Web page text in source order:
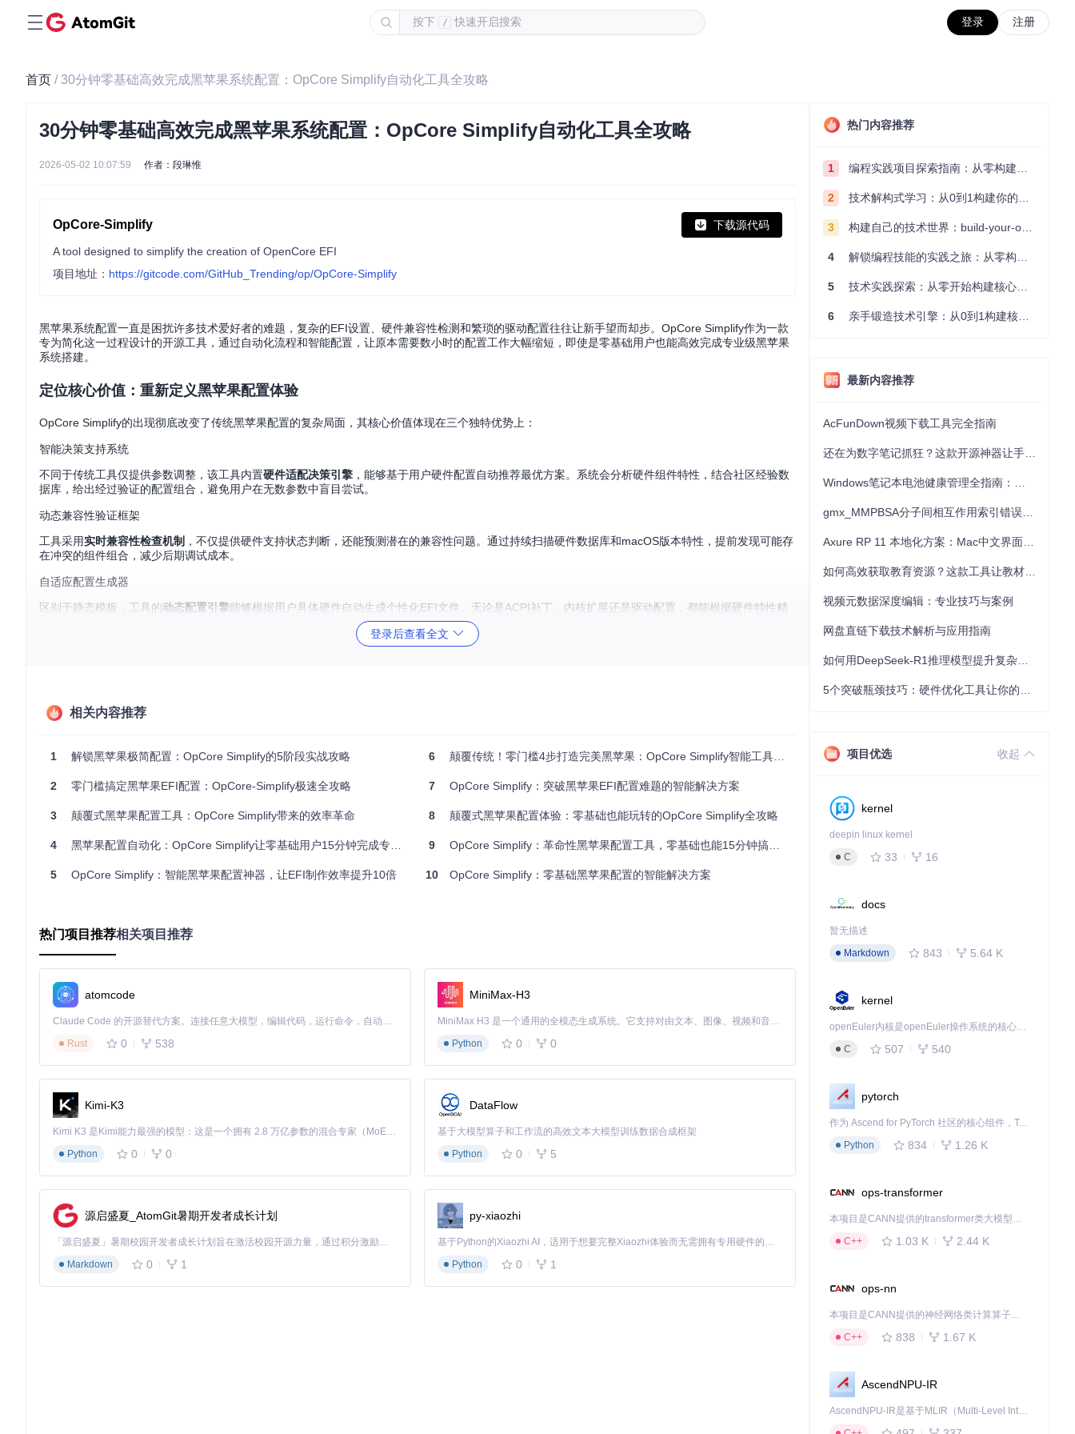
按下 / 快速开启搜索 登录 注册
首页 / 30分钟零基础高效完成黑苹果系统配置：OpCore Simplify自动化工具全攻略
30分钟零基础高效完成黑苹果系统配置：OpCore Simplify自动化工具全攻略
2026-05-02 10:07:59 作者：段琳惟
OpCore-Simplify 下载源代码
A tool designed to simplify the creation of OpenCore EFI
项目地址： https://gitcode.com/GitHub_Trending/op/OpCore-Simplify
黑苹果系统配置一直是困扰许多技术爱好者的难题，复杂的EFI设置、硬件兼容性检测和繁琐的驱动配置往往让新手望而却步。OpCore Simplify作为一款
专为简化这一过程设计的开源工具，通过自动化流程和智能配置，让原本需要数小时的配置工作大幅缩短，即使是零基础用户也能高效完成专业级黑苹果
系统搭建。
定位核心价值：重新定义黑苹果配置体验
OpCore Simplify的出现彻底改变了传统黑苹果配置的复杂局面，其核心价值体现在三个独特优势上：
智能决策支持系统
不同于传统工具仅提供参数调整，该工具内置硬件适配决策引擎 ，能够基于用户硬件配置自动推荐最优方案。系统会分析硬件组件特性，结合社区经验数
据库，给出经过验证的配置组合，避免用户在无数参数中盲目尝试。
动态兼容性验证框架
工具采用实时兼容性检查机制 ，不仅提供硬件支持状态判断，还能预测潜在的兼容性问题。通过持续扫描硬件数据库和macOS版本特性，提前发现可能存
在冲突的组件组合，减少后期调试成本。
自适应配置生成器
区别于静态模板，工具的动态配置引擎能够根据用户具体硬件自动生成个性化EFI文件。无论是ACPI补丁、内核扩展还是驱动配置，都能根据硬件特性精
在深入使用OpCore Simplify之前，让我们先了解传统黑苹果配置过程中用户常遇到的核心困难：
普通用户难以准确判断硬件是否支持macOS，尤其是显卡、声卡等关键组件。即使查阅兼容性列表，也可能因版本差异或配置不当导致失败。
EFI配置复杂性
EFI分区💡：存放引导程序的系统分区，包含启动配置、驱动和补丁等关键文件。传统配置需要手动编辑数十个参数，涉及ACPI、内核扩展、设备属性等
系统无法启动或功能异常时，新手往往难以定位问题根源。日志分析、参数调整、反复测试的过程可能耗费数天时间，严重打击用户信心。
工具能够自动收集并分析系统硬件信息，生成标准化的硬件报告。对于不支持直接运行工具的系统，提供跨平台报告生成方案，确保硬件信息准确完整。
兼容性智能评估
配置参数自动优化
根据硬件特性和兼容性评估结果，工具自动生成优化的配置参数，包括必要的ACPI补丁、内核扩展和驱动设置，避免手动配置的复杂性。
EFI构建与验证
一键生成完整的EFI文件夹，并内置验证机制检查配置完整性和潜在问题，确保生成的EFI文件可以直接用于系统安装。
实施操作路径：四阶段高效配置流程
采集硬件信息
：获取完整准确的硬件配置数据，为后续兼容性分析和配置生成奠定基础。
登录后查看全文
相关内容推荐
1 解锁黑苹果极简配置：OpCore Simplify的5阶段实战攻略
2 零门槛搞定黑苹果EFI配置：OpCore-Simplify极速全攻略
3 颠覆式黑苹果配置工具：OpCore Simplify带来的效率革命
4 黑苹果配置自动化：OpCore Simplify让零基础用户15分钟完成专业级配置
5 OpCore Simplify：智能黑苹果配置神器，让EFI制作效率提升10倍
6 颠覆传统！零门槛4步打造完美黑苹果：OpCore Simplify智能工具全攻略
7 OpCore Simplify：突破黑苹果EFI配置难题的智能解决方案
8 颠覆式黑苹果配置体验：零基础也能玩转的OpCore Simplify全攻略
9 OpCore Simplify：革命性黑苹果配置工具，零基础也能15分钟搞定EFI
10 OpCore Simplify：零基础黑苹果配置的智能解决方案
热门项目推荐相关项目推荐
atomcode
Claude Code 的开源替代方案。连接任意大模型，编辑代码，运行命令，自动验证 — 全自动执行。用 Rust 构建，极致性能。 ｜ An open-source alternative to Claude Code. Connect any LLM, edit code, run commands, and verify changes — autonomously. Built in Rust for speed. Get Started
Rust
0 538
MiniMax-H3
MiniMax H3 是一个通用的全模态生成系统。它支持对由文本、图像、视频和音频组成的多模态上下文进行统一理解，并能生成分辨率高达 2K、时长可达 15 秒的带原生立体声音频的视频。得益于面向任务泛化的系统设计，H3 在预训练阶段就已具备广泛的多模态上下文理解与生成能力，能够出色地执行复杂的多模态指令。
Python
0 0
Kimi-K3
Kimi K3 是Kimi能力最强的模型：这是一个拥有 2.8 万亿参数的混合专家（MoE）模型，具备原生视觉理解能力，并支持 100 万 token 的上下文窗口。
Python
0 0
DataFlow
基于大模型算子和工作流的高效文本大模型训练数据合成框架
Python
0 5
源启盛夏_AtomGit暑期开发者成长计划
「源启盛夏」暑期校园开发者成长计划旨在激活校园开源力量，通过积分激励、认证扶持、资源倾斜等形式，引导高校组织和开发者完成「入驻 — 建项目 — 做贡献 — 获认证 — 得资源」的完整闭环。无论你是想带领社团入驻平台的组织者，还是希望用代码贡献证明自己的开发者，都能在这里找到属于你的成长路径。
Markdown
0 1
py-xiaozhi
基于Python的Xiaozhi AI，适用于想要完整Xiaozhi体验而无需拥有专用硬件的用户。
Python
0 1
热门内容推荐
1 编程实践项目探索指南：从零构建技术能力体系
2 技术解构式学习：从0到1构建你的编程知识体系
3 构建自己的技术世界：build-your-own-x项目的实践探索指南
4 解锁编程技能的实践之旅：从零构建你的技术世界
5 技术实践探索：从零开始构建核心系统的实践指南
6 亲手锻造技术引擎：从0到1构建核心系统的实践指南
最新内容推荐
AcFunDown视频下载工具完全指南
视频元数据深度编辑：专业技巧与案例
网盘直链下载技术解析与应用指南
项目优选 收起
kernel
deepin linux kernel
C
33 16
docs
暂无描述
Markdown
843 5.64 K
kernel
openEuler内核是openEuler操作系统的核心，既是系统性能与稳定性的基石，也是连接处理器、设备与服务的桥梁。
C
507 540
pytorch
作为 Ascend for PyTorch 社区的核心组件，TorchNPU 是昇腾专为 PyTorch 打造的深度学习适配插件，使 PyTorch 框架能够直接调用昇腾 NPU，为开发者提供昇腾 AI 处理器的超强算力。
Python
834 1.26 K
ops-transformer
本项目是CANN提供的transformer类大模型算子库，实现网络在NPU上加速计算。
C++
1.03 K 2.44 K
ops-nn
本项目是CANN提供的神经网络类计算算子库，实现网络在NPU上加速计算。
C++
838 1.67 K
AscendNPU-IR
AscendNPU-IR是基于MLIR（Multi-Level Intermediate Representation）构建的，面向昇腾亲和算子编译时使用的中间表示，提供昇腾完备表达能力，通过编译优化提升昇腾AI处理器计算效率，支持通过生态框架使能昇腾AI处理器与深度调优